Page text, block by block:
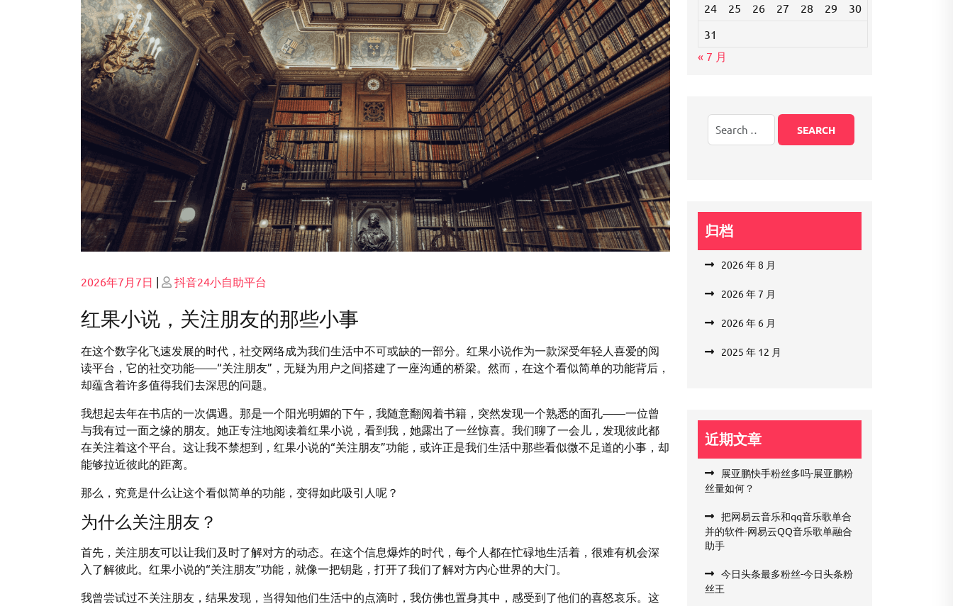
Posted
2026年7月7日 | Posted
抖音24小自助平台
红果小说，关注朋友的那些小事
在这个数字化飞速发展的时代，社交网络成为我们生活中不可或缺的一部分。红果小说作为一款深受年轻人喜爱的阅
读平台，它的社交功能——“关注朋友”，无疑为用户之间搭建了一座沟通的桥梁。然而，在这个看似简单的功能背后，
却蕴含着许多值得我们去深思的问题。
我想起去年在书店的一次偶遇。那是一个阳光明媚的下午，我随意翻阅着书籍，突然发现一个熟悉的面孔——一位曾
与我有过一面之缘的朋友。她正专注地阅读着红果小说，看到我，她露出了一丝惊喜。我们聊了一会儿，发现彼此都
在关注着这个平台。这让我不禁想到，红果小说的“关注朋友”功能，或许正是我们生活中那些看似微不足道的小事，却
能够拉近彼此的距离。
那么，究竟是什么让这个看似简单的功能，变得如此吸引人呢？
为什么关注朋友？
首先，关注朋友可以让我们及时了解对方的动态。在这个信息爆炸的时代，每个人都在忙碌地生活着，很难有机会深
入了解彼此。红果小说的“关注朋友”功能，就像一把钥匙，打开了我们了解对方内心世界的大门。
我曾尝试过不关注朋友，结果发现，当得知他们生活中的点滴时，我仿佛也置身其中，感受到了他们的喜怒哀乐。这
24
25 26 27 28 29
30
31
« 7 月
归档
2026 年 8 月
2026 年 7 月
2026 年 6 月
2025 年 12 月
近期文章
展亚鹏快手粉丝多吗-展亚鹏粉
丝量如何？
把网易云音乐和qq音乐歌单合
并的软件-网易云QQ音乐歌单融合
助手
今日头条最多粉丝-今日头条粉
丝王